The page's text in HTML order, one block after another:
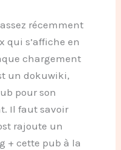
récemment
qui s’affiche en
chargement
un dokuwiki,
pour son
Il faut savoir
rajoute un
+ cette pub à la